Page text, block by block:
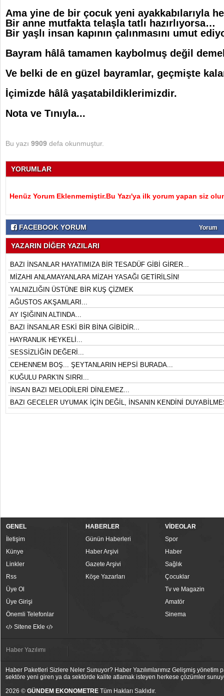
Ama yine de bir çocuk yeni ayakkabılarıyla
Bir anne mutfakta telaşla tatlı hazırlıyorsa…
Bir yaşlı insan kapının çalınmasını umut
Bayram hâlâ tamamen kaybolmuş değil
Ve belki de en güzel bayramlar, geçmişte
İçimizde hâlâ yaşatabildiklerimizdir.
Nota ve Tınıyla...
Bu yazı 9909 defa okunmuştur.
YORUMLAR
Henüz Yorum Eklenmemiştir.Bu Yazı'ya ilk yorum yapan siz
FACEBOOK YORUM Yorum
YAZARIN DİĞER YAZILARI
BAZI İNSANLAR HAYATIMIZA BİR TESADÜF GİBİ GİRER...
MİZAHI ANLAMAYANLARA MİZAH YASAĞI GETİRİLSİN!
YALNIZLIĞIN ÜSTÜNE BİR KUŞ ÇİZMEK
AĞUSTOS AKŞAMLARI...
AY IŞIĞININ ALTINDA...
BAZI İNSANLAR ESKİ BİR BİNA GİBİDİR...
HAYRANLIK HEYKELİ...
SESSİZLİĞİN DEĞERİ...
CEHENNEM BOŞ... ŞEYTANLARIN HEPSİ BURADA...
KUĞULU PARK'IN SIRRI...
İNSAN BAZI MELODİLERİ DİNLEMEZ...
BAZI GECELER UYUMAK İÇİN DEĞİL, İNSANIN KENDİNİ
GENEL
İletişim
Künye
Linkler
Rss
Üye Ol
Üye Girişi
Önemli Telefonlar
Sitene Ekle
HABERLER
Günün Haberleri
Haber Arşivi
Gazete Arşivi
Köşe Yazarları
VİDEOLAR
Spor
Haber
Sağlık
Çocuklar
Tv ve Magazin
Amatör
Sinema
Haber Yazılımı
Haber Paketleri Sizlere Neler Sunuyor? Haber Yazılımlarımız Gelişmiş
sektöre yeni giren ya da sektörde kalite atlamak isteyen herkese çözümler
2026 © GÜNDEM EKONOMETRE Tüm Hakları Saklıdır.